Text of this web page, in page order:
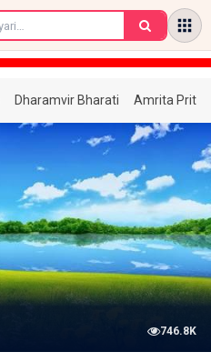
Dharamvir Bharati Amrita
746.8K